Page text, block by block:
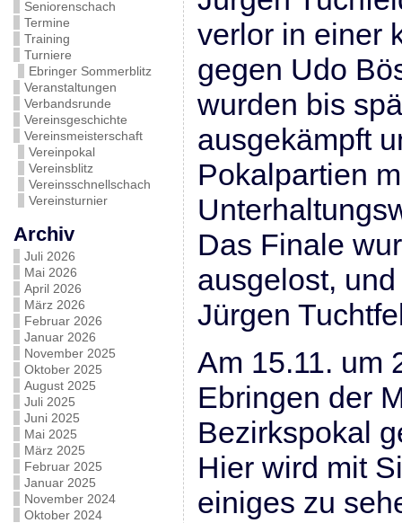
Seniorenschach
Termine
Training
Turniere
Ebringer Sommerblitz
Veranstaltungen
Verbandsrunde
Vereinsgeschichte
Vereinsmeisterschaft
Vereinpokal
Vereinsblitz
Vereinsschnellschach
Vereinsturnier
Archiv
Juli 2026
Mai 2026
April 2026
März 2026
Februar 2026
Januar 2026
November 2025
Oktober 2025
August 2025
Juli 2025
Juni 2025
Mai 2025
März 2025
Februar 2025
Januar 2025
November 2024
Oktober 2024
verlor in einer
gegen Udo
wurden bis
ausgekämpft
Pokalpartien
Das Finale
ausgelost,
Jürgen
Am 15.11. um
Ebringen der
Bezirkspokal
Hier wird mit
einiges zu